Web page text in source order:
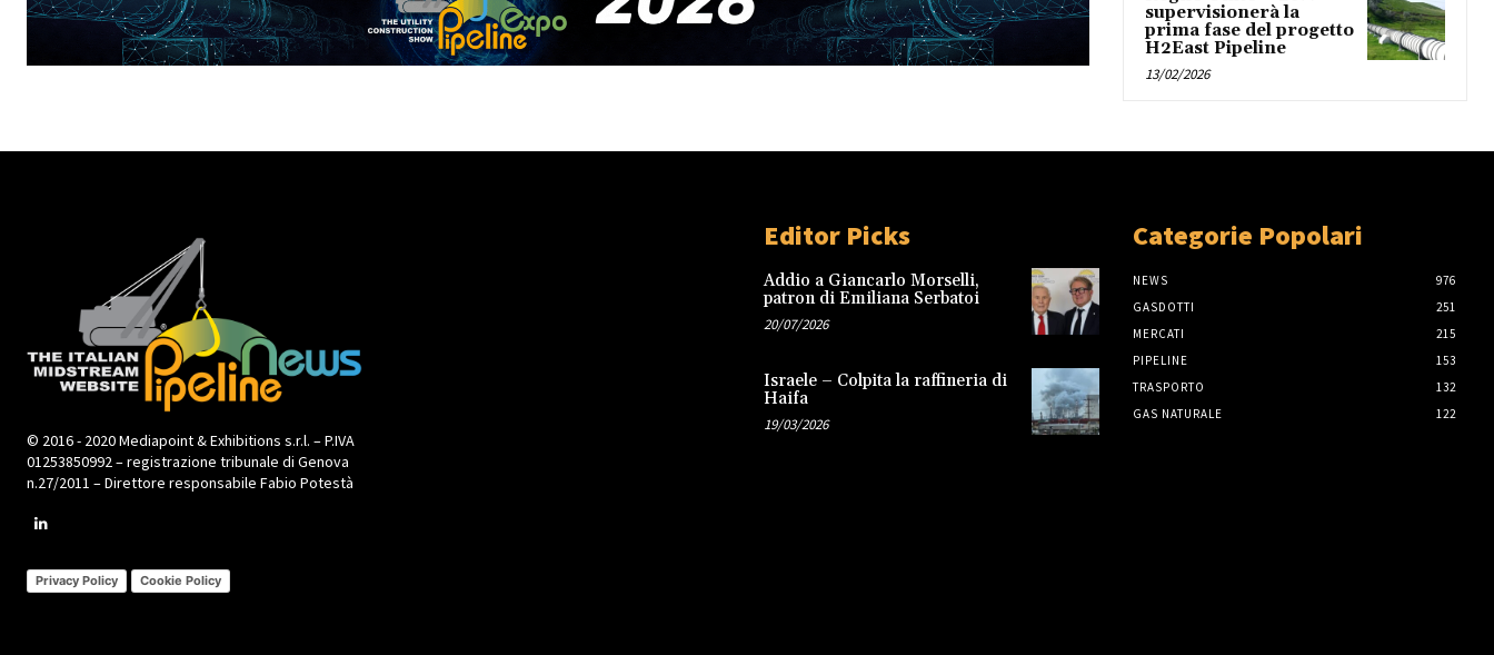
supervisionerà la
prima fase del progetto
H2East Pipeline
13/02/2026
© 2016 - 2020 Mediapoint & Exhibitions s.r.l. – P.IVA
01253850992 – registrazione tribunale di Genova
n.27/2011 – Direttore responsabile Fabio Potestà
Privacy Policy Cookie Policy
Editor Picks
Addio a Giancarlo Morselli,
patron di Emiliana Serbatoi
20/07/2026
Israele – Colpita la raffineria di
Haifa
19/03/2026
Categorie Popolari
NEWS
976
GASDOTTI
251
MERCATI
215
PIPELINE
153
TRASPORTO
132
GAS NATURALE
122